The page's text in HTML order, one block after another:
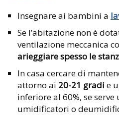
Insegnare ai bambini a
Se l’abitazione non è
ventilazione meccanica
arieggiarespesso le
In casa cercare di
attorno ai 20-21 gradi e
inferiore al 60%, se
umidificatori o